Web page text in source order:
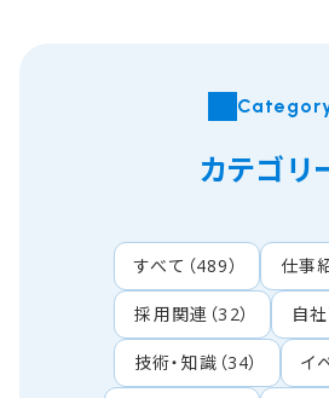
カテゴリ
すべて （489） 仕事
採用関連 （32） 自
技術・知識 （34） イ